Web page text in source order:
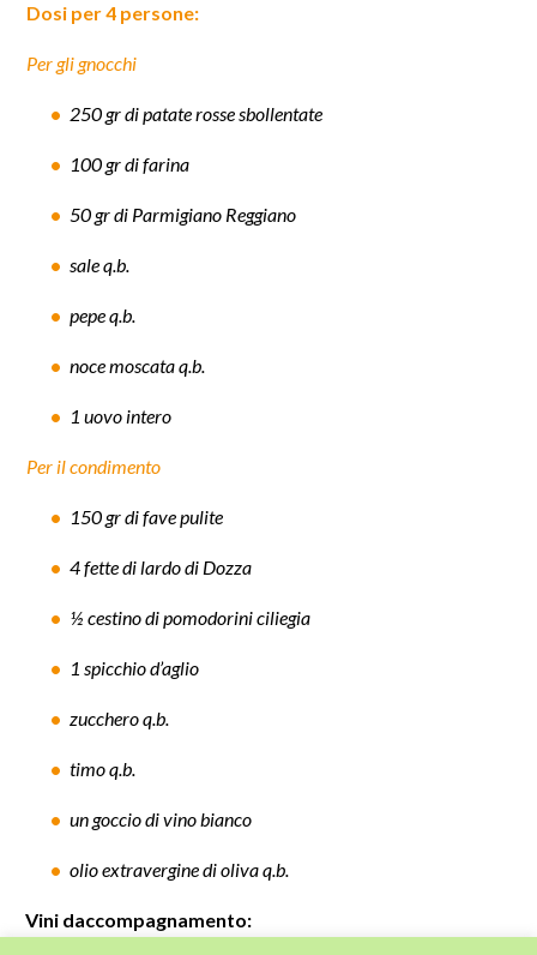
Dosi per 4 persone:
Per gli gnocchi
250 gr di patate rosse sbollentate
100 gr di farina
50 gr di Parmigiano Reggiano
sale q.b.
pepe q.b.
noce moscata q.b.
1 uovo intero
Per il condimento
150 gr di fave pulite
4 fette di lardo di Dozza
½ cestino di pomodorini ciliegia
1 spicchio d’aglio
zucchero q.b.
timo q.b.
un goccio di vino bianco
olio extravergine di oliva q.b.
Vini daccompagnamento: